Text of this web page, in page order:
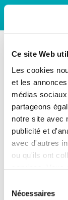
Ce site Web
Les cookies
et les
médias
partageons
notre site avec
publicité et
avec d'autres
ou qu'ils ont
Nécessaires